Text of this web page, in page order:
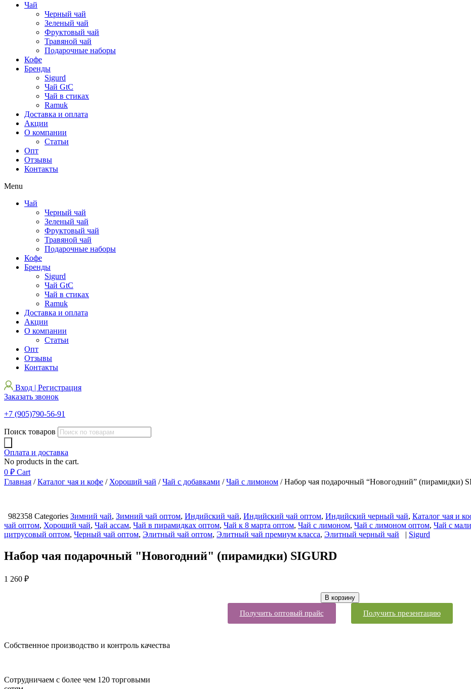
Чай
Черный чай
Зеленый чай
Фруктовый чай
Травяной чай
Подарочные наборы
Кофе
Бренды
Sigurd
Чай GtC
Чай в стиках
Ramuk
Доставка и оплата
Акции
О компании
Статьи
Опт
Отзывы
Контакты
Menu
Чай
Черный чай
Зеленый чай
Фруктовый чай
Травяной чай
Подарочные наборы
Кофе
Бренды
Sigurd
Чай GtC
Чай в стиках
Ramuk
Доставка и оплата
Акции
О компании
Статьи
Опт
Отзывы
Контакты
Вход | Регистрация
Заказать звонок
+7 (905)790-56-91
Поиск товаров
Оплата и доставка
No products in the cart.
0 ₽ Cart
Главная /Каталог чая и кофе / Хороший чай /Чай с добавками /Чай с лимоном / Набор чая подарочный “Новогодний” (пирамидки)
982358 Categories Зимний чай, Зимний чай оптом, Индийский чай, Индийский чай оптом, Индийский черный чай, Каталог чая и
чай оптом, Хороший чай, Чай ассам, Чай в пирамидках оптом, Чай к 8 марта оптом, Чай с лимоном, Чай с лимоном оптом, Чай с
цитрусовый оптом, Черный чай оптом, Элитный чай оптом, Элитный чай премиум класса, Элитный черный чай | Sigurd
Набор чая подарочный "Новогодний" (пирамидки) SIGURD
1 260 ₽
В корзину
Получить оптовый прайс Получить презентацию
Собственное производство и контроль качества
Сотрудничаем с более чем 120 торговыми